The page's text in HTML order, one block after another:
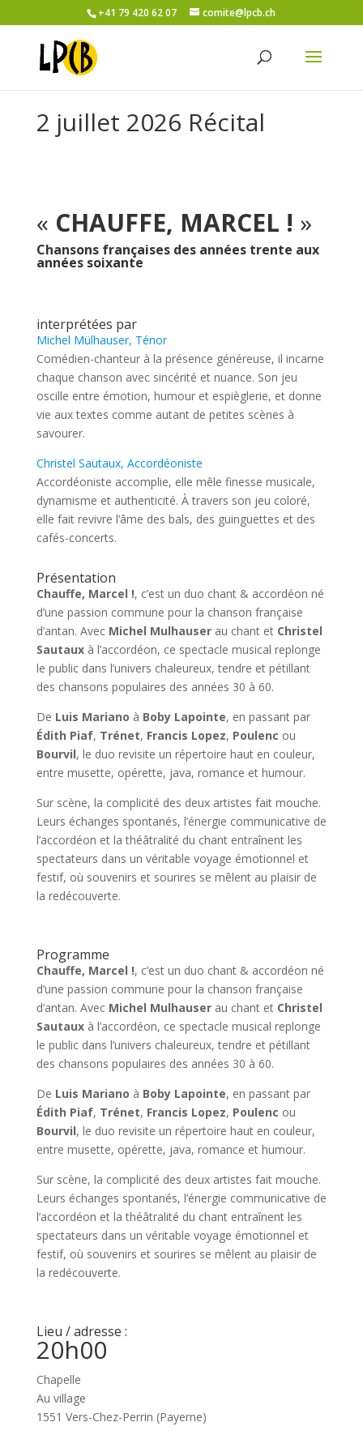
+41 79 420 62 07 comite@lpcb.ch
2 juillet 2026 Récital
« CHAUFFE, MARCEL ! »
Chansons françaises des années trente aux
années soixante
interprétées par
Michel Mülhauser, Ténor
Comédien-chanteur à la présence généreuse, il incarne
chaque chanson avec sincérité et nuance. Son jeu
oscille entre émotion, humour et espièglerie, et donne
vie aux textes comme autant de petites scènes à
savourer.
Christel Sautaux, Accordéoniste
Accordéoniste accomplie, elle mêle finesse musicale,
dynamisme et authenticité. À travers son jeu coloré,
elle fait revivre l’âme des bals, des guinguettes et des
cafés-concerts.
Présentation
Chauffe, Marcel !, c’est un duo chant & accordéon né
d’une passion commune pour la chanson française
d’antan. Avec Michel Mulhauserau chant et Christel
Sautauxà l’accordéon, ce spectacle musical replonge
le public dans l’univers chaleureux, tendre et pétillant
des chansons populaires des années 30 à 60.
De Luis Mariano à Boby Lapointe, en passant par
Édith Piaf, Trénet, Francis Lopez, Poulenc ou
Bourvil, le duo revisite un répertoire haut en couleur,
entre musette, opérette, java, romance et humour.
Sur scène, la complicité des deux artistes fait mouche.
Leurs échanges spontanés, l’énergie communicative de
l’accordéon et la théâtralité du chant entraînent les
spectateurs dans un véritable voyage émotionnel et
festif, où souvenirs et sourires se mêlent au plaisir de
la redécouverte.
Programme
Chauffe, Marcel !, c’est un duo chant & accordéon né
d’une passion commune pour la chanson française
d’antan. Avec Michel Mulhauserau chant et Christel
Sautauxà l’accordéon, ce spectacle musical replonge
le public dans l’univers chaleureux, tendre et pétillant
des chansons populaires des années 30 à 60.
De Luis Mariano à Boby Lapointe, en passant par
Édith Piaf, Trénet, Francis Lopez, Poulenc ou
Bourvil, le duo revisite un répertoire haut en couleur,
entre musette, opérette, java, romance et humour.
Sur scène, la complicité des deux artistes fait mouche.
Leurs échanges spontanés, l’énergie communicative de
l’accordéon et la théâtralité du chant entraînent les
spectateurs dans un véritable voyage émotionnel et
festif, où souvenirs et sourires se mêlent au plaisir de
la redécouverte.
Lieu / adresse :
20h00
Chapelle
Au village
1551 Vers-Chez-Perrin (Payerne)